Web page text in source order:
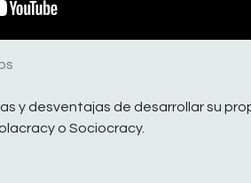
y desventajas de desarrollar su
o Sociocracy.